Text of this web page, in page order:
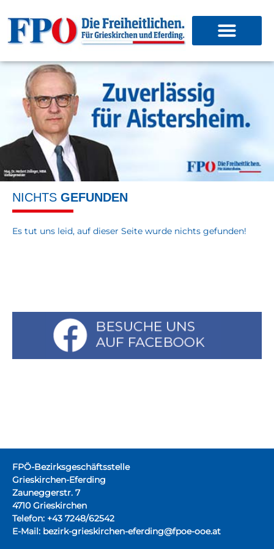
NICHTS GEFUNDEN
Es tut uns leid, auf dieser Seite wurde nichts gefunden!
FPÖ-Bezirksgeschäftsstelle
Grieskirchen-Eferding
Zauneggerstr. 7
4710 Grieskirchen
Telefon: +43 7248/62542
E-Mail: bezirk-grieskirchen-eferding@fpoe-ooe.at